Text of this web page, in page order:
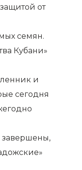
от
семян.
Кубани»
и
сегодня
завершены,